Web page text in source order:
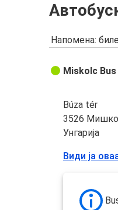
Напомена:
Miskolc
Búza tér
3526
Унгарија
Види ја